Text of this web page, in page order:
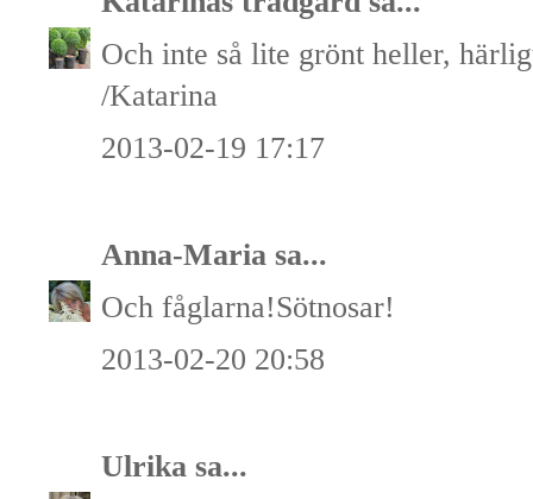
Och inte så lite grönt heller,
/Katarina
2013-02-19 17:17
Anna-Maria sa...
Och fåglarna!Sötnosar!
2013-02-20 20:58
Ulrika sa...